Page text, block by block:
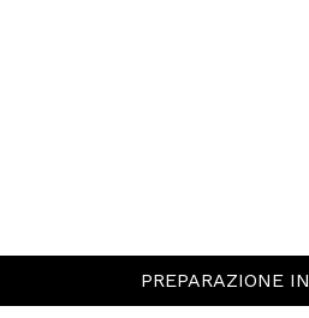
PREPARAZIONE IN